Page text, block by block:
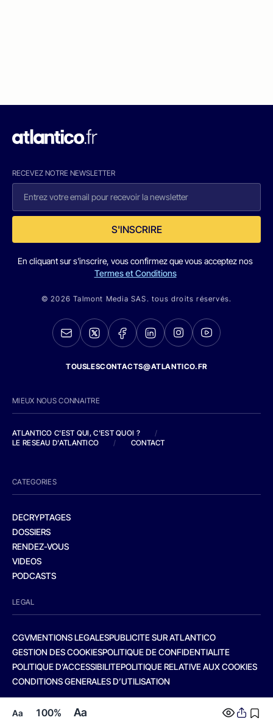
Aa 100% Aa
RECEVEZ NOTRE NEWSLETTER
S'INSCRIRE
En cliquant sur s'inscrire, vous confirmez que vous acceptez nos
Termes et Conditions
© 2026 Talmont Media SAS. tous droits réservés.
TOUSLESCONTACTS@ATLANTICO.FR
MIEUX NOUS CONNAITRE
ATLANTICO C'EST QUI, C'EST QUOI ?
/
LE RESEAU D'ATLANTICO
/ CONTACT
CATEGORIES
DECRYPTAGES
DOSSIERS
RENDEZ-VOUS
VIDEOS
PODCASTS
LEGAL
CGVMENTIONS LEGALESPUBLICITE SUR ATLANTICO
GESTION DES COOKIESPOLITIQUE DE CONFIDENTIALITE
POLITIQUE D’ACCESSIBILITEPOLITIQUE RELATIVE AUX COOKIES
CONDITIONS GENERALES D’UTILISATION